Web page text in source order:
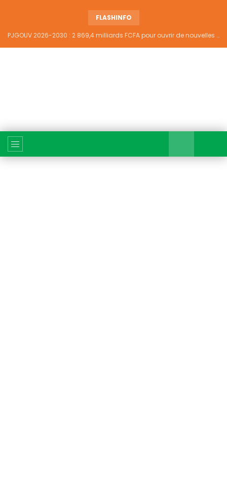
FLASHINFO
PJGOUV 2026-2030 : 2 869,4 milliards FCFA pour ouvrir de nouvelles perspectives à plus de 5,2 millions de jeunes ivoiriens